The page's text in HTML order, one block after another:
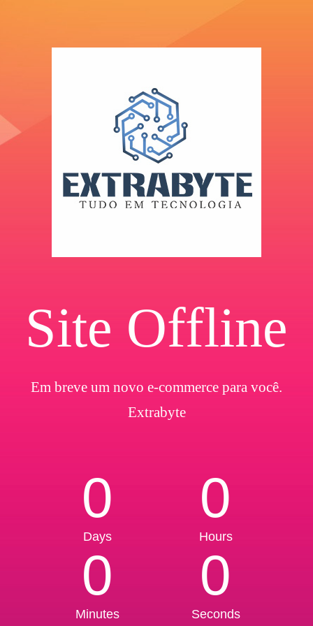
Site Offline
Em breve um novo e-commerce para você.
Extrabyte
0
Days
0
Hours
0
Minutes
0
Seconds